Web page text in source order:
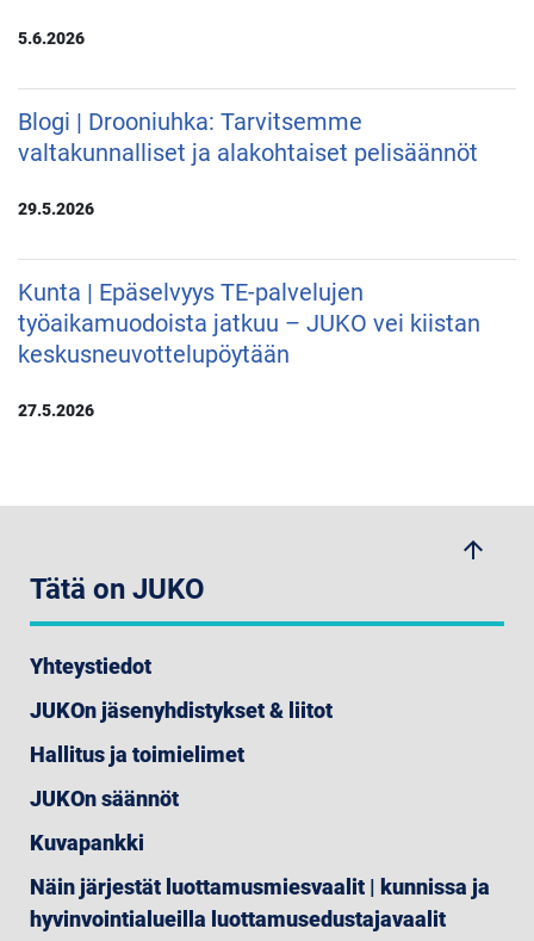
5.6.2026
Blogi | Drooniuhka: Tarvitsemme
valtakunnalliset ja alakohtaiset pelisäännöt
29.5.2026
Kunta | Epäselvyys TE-palvelujen
työaikamuodoista jatkuu – JUKO vei kiistan
keskusneuvottelupöytään
27.5.2026
arrow_upwards
Tätä on JUKO
Yhteystiedot
JUKOn jäsenyhdistykset & liitot
Hallitus ja toimielimet
JUKOn säännöt
Kuvapankki
Näin järjestät luottamusmiesvaalit | kunnissa ja
hyvinvointialueilla luottamusedustajavaalit